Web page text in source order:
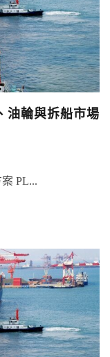
油輪與拆船市場
PL...